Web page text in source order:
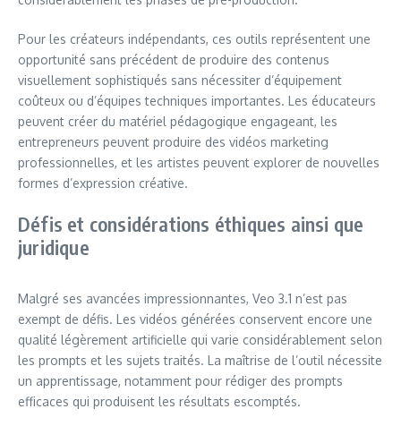
Pour les créateurs indépendants, ces outils représentent une
opportunité sans précédent de produire des contenus
visuellement sophistiqués sans nécessiter d’équipement
coûteux ou d’équipes techniques importantes. Les éducateurs
peuvent créer du matériel pédagogique engageant, les
entrepreneurs peuvent produire des vidéos marketing
professionnelles, et les artistes peuvent explorer de nouvelles
formes d’expression créative.
Défis et considérations éthiques ainsi que
juridique
Malgré ses avancées impressionnantes, Veo 3.1 n’est pas
exempt de défis. Les vidéos générées conservent encore une
qualité légèrement artificielle qui varie considérablement selon
les prompts et les sujets traités. La maîtrise de l’outil nécessite
un apprentissage, notamment pour rédiger des prompts
efficaces qui produisent les résultats escomptés.